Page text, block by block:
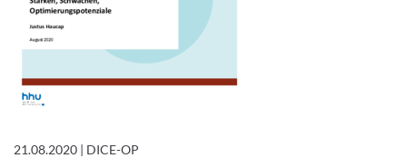
21.08.2020 | DICE-OP